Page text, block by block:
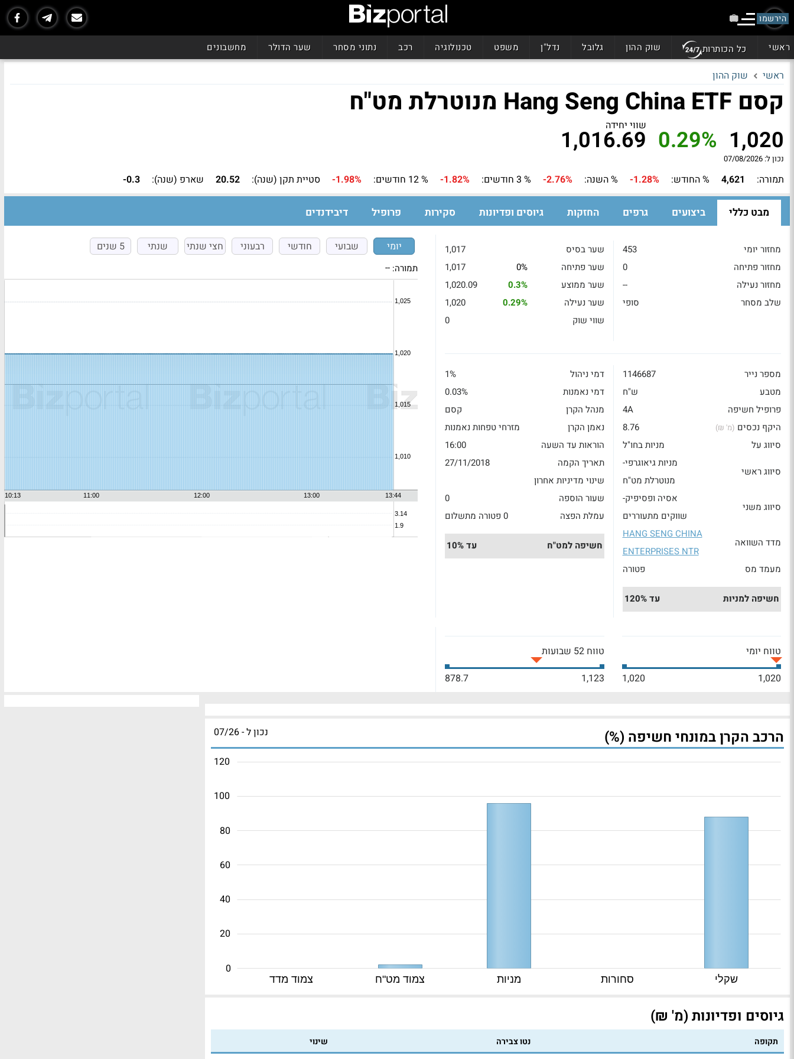
הירשמו
ראשי כל הכותרות שוק ההון גלובל נדל"ן משפט טכנולוגיה רכב נתוני מסחר שער הדולר מחשבונים
ראשי שוק ההון
קסם Hang Seng China ETF מנוטרלת מט"ח
1,020
0.29% שווי יחידה
1,016.69
נכון ל: 07/08/2026
תמורה: 4,621 % החודש: -1.28% % השנה: -2.76% % 3 חודשים: -1.82% % 12 חודשים: -1.98% סטיית תקן (שנה): 20.52 שארפ (שנה): -0.3
מבט כללי ביצועים גרפים החזקות גיוסים ופדיונות סקירות פרופיל דיבידנדים
מחזור יומי
453
מחזור פתיחה
0
מחזור נעילה
--
שלב מסחר
סופי
שער בסיס
1,017
שער פתיחה
0%
1,017
שער ממוצע
0.3%
1,020.09
שער נעילה
0.29%
1,020
שווי שוק
0
מספר נייר
1146687
מטבע
ש"ח
פרופיל חשיפה
4A
היקף נכסים (מ' ₪)
8.76
סיווג על
מניות בחו"ל
סיווג ראשי
מניות גיאוגרפי-
מנוטרלת מט"ח
סיווג משני
אסיה ופסיפיק-
שווקים מתעוררים
מדד השוואה
HANG SENG CHINA
ENTERPRISES NTR
מעמד מס
פטורה
חשיפה למניות עד 120%
דמי ניהול
1%
דמי נאמנות
0.03%
מנהל הקרן
קסם
נאמן הקרן
מזרחי טפחות נאמנות
הוראות עד השעה
16:00
תאריך הקמה
27/11/2018
שינוי מדיניות אחרון
שעור הוספה
0
עמלת הפצה
0 פטורה מתשלום
חשיפה למט"ח עד 10%
יומי שבועי חודשי רבעוני חצי שנתי שנתי 5 שנים
תמורה: --
טווח יומי
1,020
1,020
טווח 52 שבועות
1,123
878.7
הרכב הקרן במונחי חשיפה (%) נכון ל - 07/26
צמוד מדד צמוד מט"ח מניות סחורות שקלי
0
20
40
60
80
100
120
גיוסים ופדיונות (מ' ₪)
נכון ל - 07/26
תקופה נטו צבירה
שינוי